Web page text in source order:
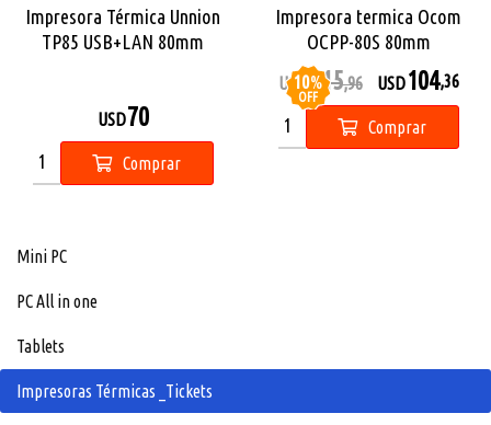
Mini PC
PC All in one
Tablets
Impresoras Térmicas _Tickets
Impresora Térmica Unnion
TP85 USB+LAN 80mm
USD70
Comprar
Impresora termica Ocom
OCPP-80S 80mm
10%
OFF
USD115,96 USD104,36
Comprar